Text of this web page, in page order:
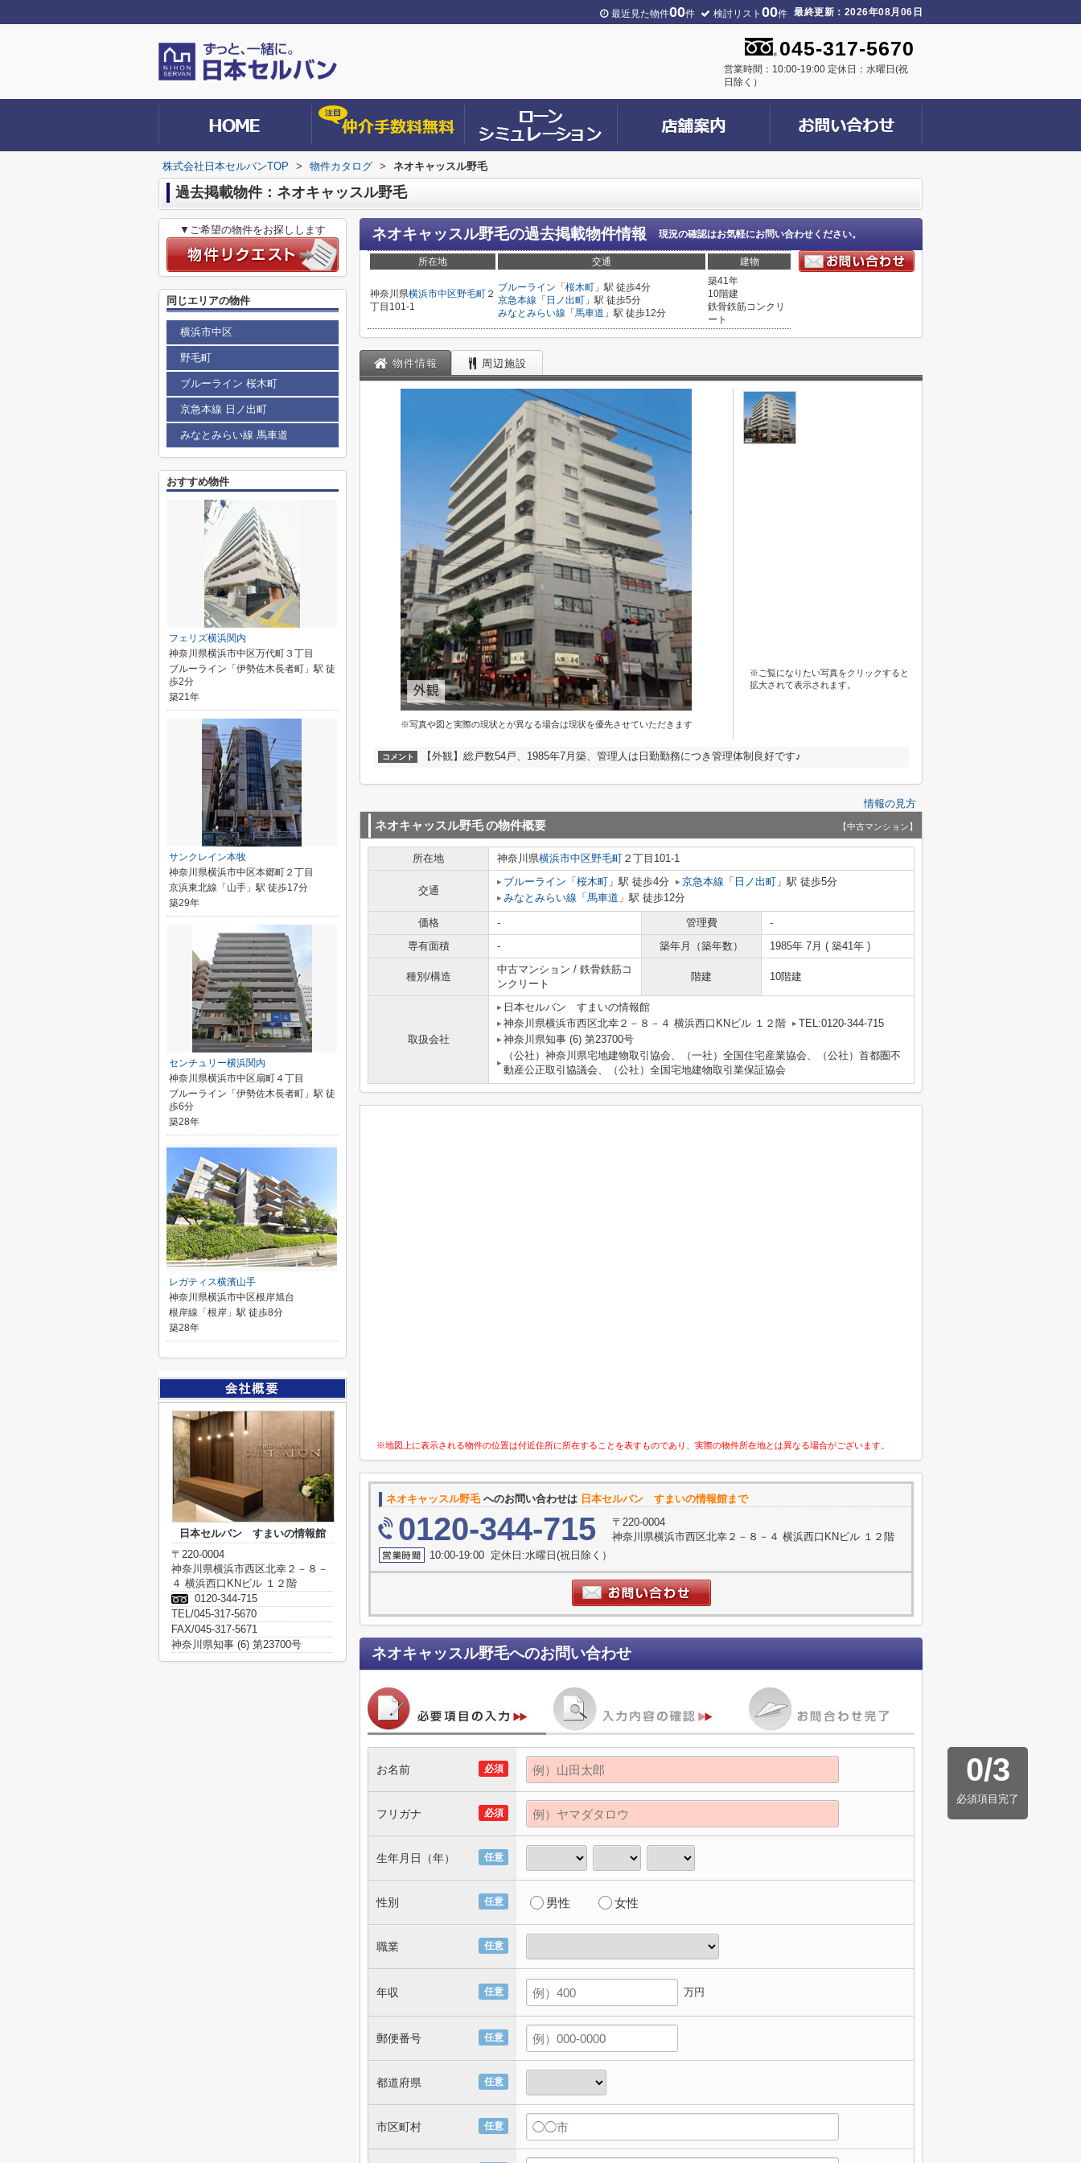
最近見た物件00件 検討リスト 00件 最終更新：2026年08月06日
045-317-5670
営業時間：10:00-19:00 定休日：水曜日(祝
日除く）
株式会社日本セルバンTOP > 物件カタログ > ネオキャッスル野毛
過去掲載物件：ネオキャッスル野毛
ネオキャッスル野毛の過去掲載物件情報 現況の確認はお気軽にお問い合わせください。
所在地 交通 建物
神奈川県横浜市中区野毛町 ２
丁目101-1
ブルーライン 「 桜木町 」駅 徒歩4分
京急本線 「 日ノ出町 」駅 徒歩5分
みなとみらい線 「 馬車道 」駅 徒歩12分
築41年
10階建
鉄骨鉄筋コンクリ
ート
物件情報 周辺施設
※写真や図と実際の現状とが異なる場合は現状を優先させていただきます
※ご覧になりたい写真をクリックすると
拡大されて表示されます。
コメント 【外観】総戸数54戸、1985年7月築、管理人は日勤勤務につき管理体制良好です♪
情報の見方
ネオキャッスル野毛の物件概要 【中古マンション】
所在地 神奈川県横浜市中区野毛町 ２丁目101-1
交通
ブルーライン 「 桜木町 」駅 徒歩4分 京急本線 「 日ノ出町 」駅 徒歩5分
みなとみらい線 「 馬車道 」駅 徒歩12分
価格 - 管理費
-
専有面積
- 築年月（築年数） 1985年 7月 ( 築41年 )
種別/構造
中古マンション / 鉄骨鉄筋コ
ンクリート
階建 10階建
取扱会社
日本セルバン すまいの情報館
神奈川県横浜市西区北幸２－８－４ 横浜西口KNビル １２階
TEL:0120-344-715
神奈川県知事 (6) 第23700号
（公社）神奈川県宅地建物取引協会、（一社）全国住宅産業協会、（公社）首都圏不
動産公正取引協議会、（公社）全国宅地建物取引業保証協会
※地図上に表示される物件の位置は付近住所に所在することを表すものであり、実際の物件所在地とは異なる場合がございます。
ネオキャッスル野毛へのお問い合わせは 日本セルバン すまいの情報館まで
0120-344-715
〒220-0004
神奈川県横浜市西区北幸２－８－４ 横浜西口KNビル １２階
10:00-19:00 定休日:水曜日(祝日除く）
ネオキャッスル野毛へのお問い合わせ
0/3
必須項目完了
必須
お名前
必須
フリガナ
任意
生年月日（年）
任意
性別 男性 女性
任意
職業
任意
年収 万円
任意
郵便番号
任意
都道府県
任意
市区町村
▼ご希望の物件をお探しします
同じエリアの物件
横浜市中区
野毛町
ブルーライン 桜木町
京急本線 日ノ出町
みなとみらい線 馬車道
おすすめ物件
フェリズ横浜関内
神奈川県横浜市中区万代町３丁目
ブルーライン「伊勢佐木長者町」駅 徒
歩2分
築21年
サンクレイン本牧
神奈川県横浜市中区本郷町２丁目
京浜東北線「山手」駅 徒歩17分
築29年
センチュリー横浜関内
神奈川県横浜市中区扇町４丁目
ブルーライン「伊勢佐木長者町」駅 徒
歩6分
築28年
レガティス横濱山手
神奈川県横浜市中区根岸旭台
根岸線「根岸」駅 徒歩8分
築28年
日本セルバン すまいの情報館
〒220-0004
神奈川県横浜市西区北幸２－８－
４ 横浜西口KNビル １２階
0120-344-715
TEL/045-317-5670
FAX/045-317-5671
神奈川県知事 (6) 第23700号